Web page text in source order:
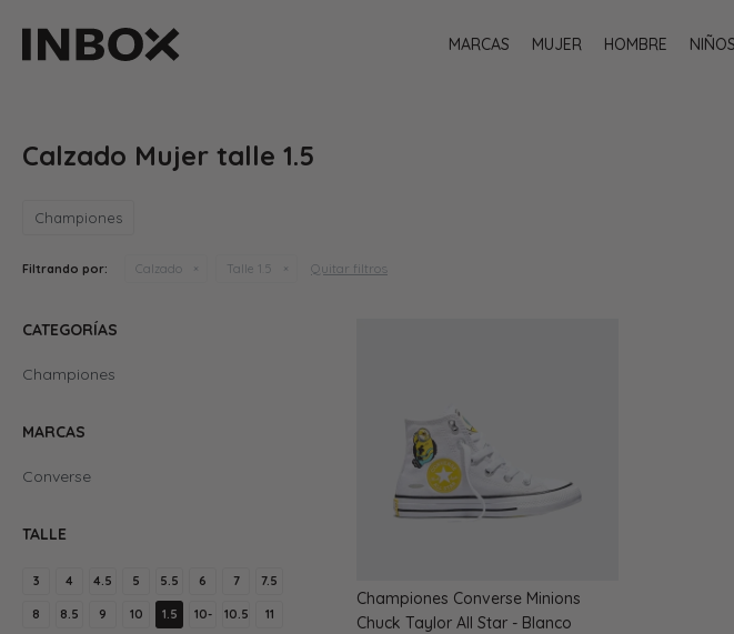
MARCAS MUJER HOMBRE NIÑOS
Calzado Mujer talle 1.5
Championes
Filtrando por: Calzado Talle 1.5 Quitar filtros
Championes Converse Minions
Chuck Taylor All Star - Blanco
CATEGORÍAS
Championes
MARCAS
Converse
TALLE
3 4 4.5 5 5.5 6 7 7.5
8 8.5 9 10 1.5 10- 10.5 11